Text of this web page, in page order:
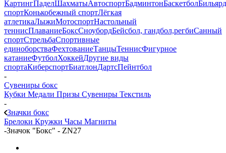
КартингПаделШахматыАвтоспортБадминтонБаскетболБильярд
спортКонькобежный спортЛёгкая
атлетикаЛыжиМотоспортНастольный
теннисПлаваниеБоксСноубордБейсбол, гандбол,регбиСанный
спортСтрельбаСпортивные
единоборстваФехтованиеТанцыТеннисФигурное
катаниеФутболХоккейДругие виды
спортаКиберспортБиатлонДартсПейнтбол
-
Сувениры бокс
Кубки Медали Призы Сувениры Текстиль
-
Значки бокс
Брелоки Кружки Часы Магниты
-Значок "Бокс" - ZN27